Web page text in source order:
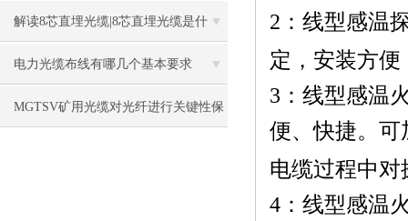
解读8芯直埋光缆|8芯直埋光缆是什
么？
电力光缆布线有哪几个基本要求
MGTSV矿用光缆对光纤进行关键性保
2：线型感温
定，安装方
3：线型感温
便、快捷。可
电缆过程中
4：线型感温